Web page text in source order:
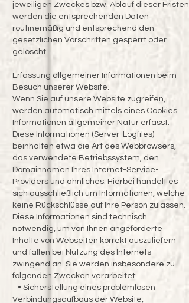
jeweiligen Zweckes bzw. Ablauf dieser Fristen
werden die entsprechenden Daten
routinemäßig und entsprechend den
gesetzlichen Vorschriften gesperrt oder
gelöscht.
Erfassung allgemeiner Informationen beim
Besuch unserer Website.
Wenn Sie auf unsere Website zugreifen,
werden automatisch mittels eines Cookies
Informationen allgemeiner Natur erfasst.
Diese Informationen (Server-Logfiles)
beinhalten etwa die Art des Webbrowsers,
das verwendete Betriebssystem, den
Domainnamen Ihres Internet-Service-
Providers und ähnliches. Hierbei handelt es
sich ausschließlich um Informationen, welche
keine Rückschlüsse auf Ihre Person zulassen.
Diese Informationen sind technisch
notwendig, um von Ihnen angeforderte
Inhalte von Webseiten korrekt auszuliefern
und fallen bei Nutzung des Internets
zwingend an. Sie werden insbesondere zu
folgenden Zwecken verarbeitet:
• Sicherstellung eines problemlosen
Verbindungsaufbaus der Website,